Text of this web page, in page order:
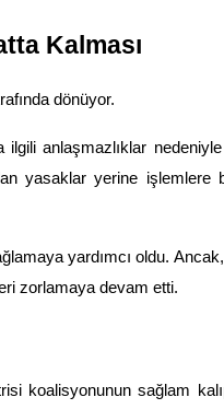
Kalması
dönüyor.
anlaşmazlıklar nedeniyle
yasaklar yerine işlemlere
yardımcı oldu.
zorlamaya devam etti.
koalisyonunun sağlam